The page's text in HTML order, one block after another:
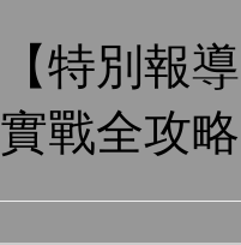
【特別報
實戰全攻略